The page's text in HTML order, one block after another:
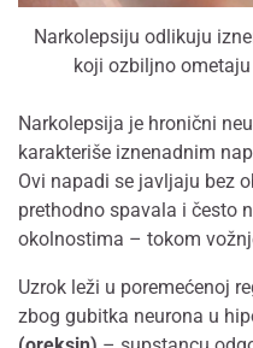
Narkolepsiju odlikuju
koji ozbiljno
Narkolepsija je hronični
karakteriše iznenadnim
Ovi napadi se javljaju bez
prethodno spavala i često
okolnostima – tokom
Uzrok leži u poremećenoj
zbog gubitka neurona u